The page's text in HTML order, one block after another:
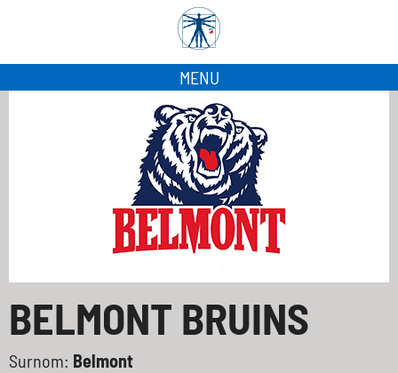
MENU
BELMONT BRUINS
Surnom: Belmont